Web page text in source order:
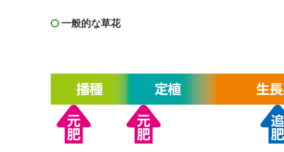
一般的な草花